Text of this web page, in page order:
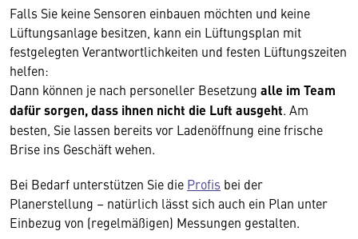
Falls Sie keine Sensoren einbauen möchten und keine
Lüftungsanlage besitzen, kann ein Lüftungsplan mit
festgelegten Verantwortlichkeiten und festen Lüftungszeiten
helfen:
Dann können je nach personeller Besetzung alle im Team
dafür sorgen, dass ihnen nicht die Luft ausgeht. Am
besten, Sie lassen bereits vor Ladenöffnung eine frische
Brise ins Geschäft wehen.
Bei Bedarf unterstützen Sie die Profis bei der
Planerstellung – natürlich lässt sich auch ein Plan unter
Einbezug von (regelmäßigen) Messungen gestalten.